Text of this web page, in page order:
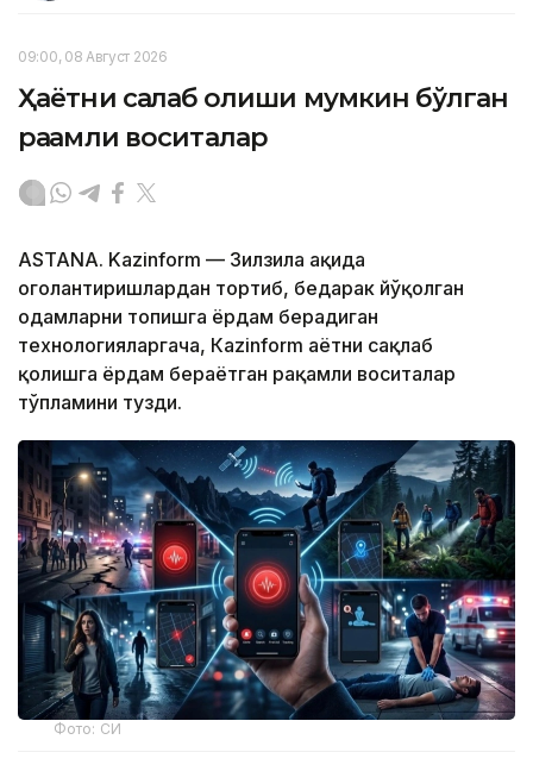
09:00, 08 Август 2026
Ҳаётни сақлаб қолиши мумкин бўлган
рақамли воситалар
ASTANA. Kazinform — Зилзила ҳақида
огоҳлантиришлардан тортиб, бедарак йўқолган
одамларни топишга ёрдам берадиган
технологияларгача, Кazinform ҳаётни сақлаб
қолишга ёрдам бераётган рақамли воситалар
тўпламини тузди.
Фото: СИ